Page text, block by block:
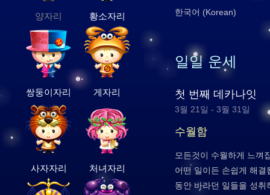
양자리 황소자리
쌍둥이자리 게자리
사자자리 처녀자리
한국어 (Korean)
일일 운세
첫 번째 데카나잇
3월 21일 - 3월 31일
수월함
모든것이 수월하게 느껴
어떤 일이든 손쉽게 해
동안 바라던 일들을 성